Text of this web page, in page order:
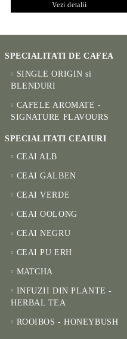
Vezi detalii
SPECIALITATI DE CAFEA
SINGLE ORIGIN si
BLENDURI
CAFELE AROMATE -
SIGNATURE FLAVOURS
SPECIALITATI CEAIURI
CEAI ALB
CEAI GALBEN
CEAI VERDE
CEAI OOLONG
CEAI NEGRU
CEAI PU ERH
MATCHA
INFUZII DIN PLANTE -
HERBAL TEA
ROOIBOS - HONEYBUSH